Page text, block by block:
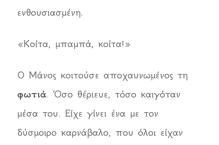
ενθουσιασμένη.
«Κοίτα, μπαμπά, κοίτα!»
Ο Μάνος κοιτούσε αποχαυνωμένος τη
φωτιά. Όσο θέριευε, τόσο καιγόταν
μέσα του. Είχε γίνει ένα με τον
δύσμοιρο καρνάβαλο, που όλοι είχαν